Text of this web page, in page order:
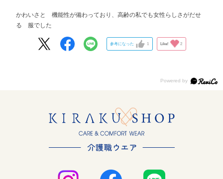
かわいさと 機能性が備わっており、高齢の私でも女性らしさがだせ
る 服でした
参考になった 1 Like! 2